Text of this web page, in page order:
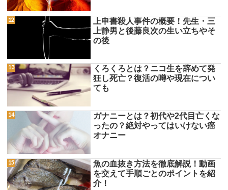
上申書殺人事件の概要！先生・三
上静男と後藤良次の生い立ちやそ
の後
くろくろとは？ニコ生を辞めて発
狂し死亡？復活の噂や現在につい
ても
ガナニーとは？初代や2代目亡くな
ったの？絶対やってはいけない癌
オナニー
魚の血抜き方法を徹底解説！動画
を交えて手順ごとのポイントを紹
介！